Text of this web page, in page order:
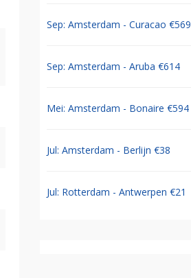
Sep: Amsterdam - Curacao €569
Sep: Amsterdam - Aruba €614
Mei: Amsterdam - Bonaire €594
Jul: Amsterdam - Berlijn €38
Jul: Rotterdam - Antwerpen €21